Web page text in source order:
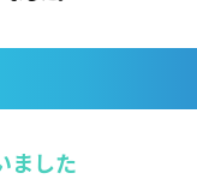
ました